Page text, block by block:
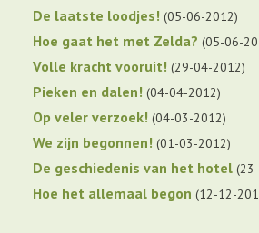
De laatste loodjes! 05-06-2012
Hoe gaat het met Zelda? 05-06-
Volle kracht vooruit! 29-04-2012
Pieken en dalen! 04-04-2012
Op veler verzoek! 04-03-2012
We zijn begonnen! 01-03-2012
De geschiedenis van het hotel
Hoe het allemaal begon 12-12-